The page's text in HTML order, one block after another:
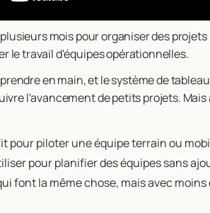
mois pour organiser des
le travail d'équipes opérationnelles.
prendre en main, et le système de
l'avancement de petits projets.
pour piloter une équipe terrain ou
pour planifier des équipes sans
font la même chose, mais avec moins